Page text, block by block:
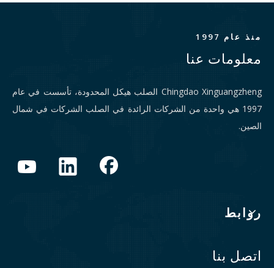
منذ عام 1997
معلومات عنا
Chingdao Xinguangzheng الصلب هيكل المحدودة، تأسست في عام
1997 هي واحدة من الشركات الرائدة في الصلب الشركات في شمال
الصين.
روابط
اتصل بنا